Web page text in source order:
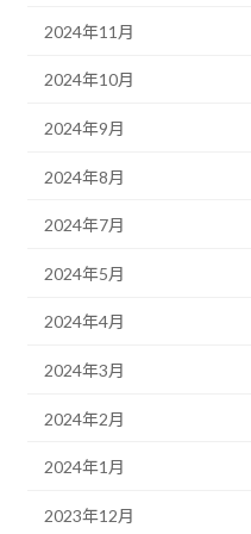
2024年11月
2024年10月
2024年9月
2024年8月
2024年7月
2024年5月
2024年4月
2024年3月
2024年2月
2024年1月
2023年12月